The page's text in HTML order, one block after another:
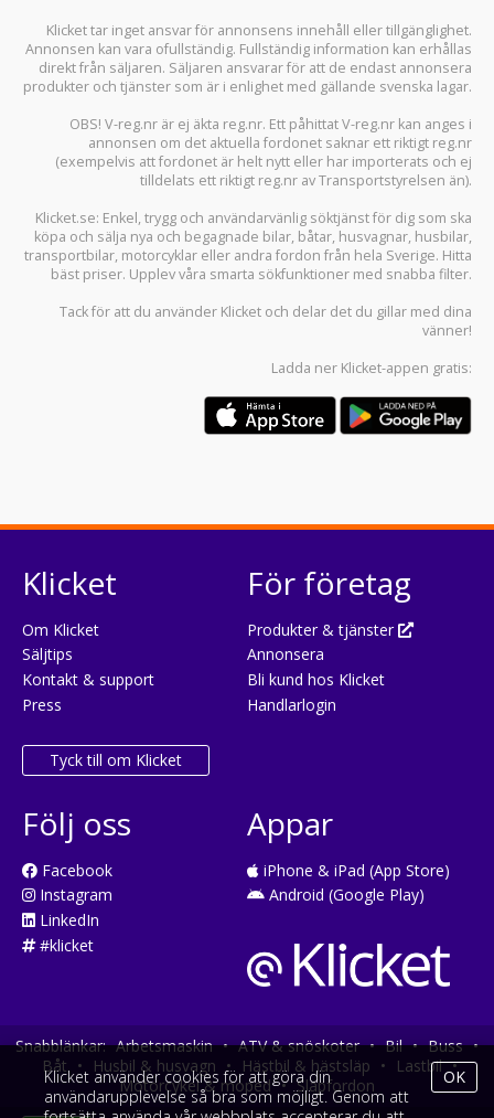
Klicket tar inget ansvar för annonsens innehåll eller tillgänglighet.
Annonsen kan vara ofullständig. Fullständig information kan erhållas
direkt från säljaren. Säljaren ansvarar för att de endast annonsera
produkter och tjänster som är i enlighet med gällande svenska lagar.
OBS! V-reg.nr är ej äkta reg.nr. Ett påhittat V-reg.nr kan anges i
annonsen om det aktuella fordonet saknar ett riktigt reg.nr
(exempelvis att fordonet är helt nytt eller har importerats och ej
tilldelats ett riktigt reg.nr av Transportstyrelsen än).
Klicket.se: Enkel, trygg och användarvänlig söktjänst för dig som ska
köpa och sälja nya och begagnade bilar, båtar, husvagnar, husbilar,
transportbilar, motorcyklar eller andra fordon från hela Sverige. Hitta
bäst priser. Upplev våra smarta sökfunktioner med snabba filter.
Tack för att du använder Klicket och delar det du gillar med dina
vänner!
Ladda ner Klicket-appen gratis:
Klicket
Om Klicket
Säljtips
Kontakt & support
Press
Tyck till om Klicket
För företag
Produkter & tjänster
Annonsera
Bli kund hos Klicket
Handlarlogin
Följ oss
Facebook
Instagram
LinkedIn
#klicket
Appar
iPhone & iPad (App Store)
Android (Google Play)
Snabblänkar: Arbetsmaskin • ATV & snöskoter • Bil • Buss •
Båt • Husbil & husvagn • Hästbil & hästsläp • Lastbil •
Motorcykel & moped • Släpfordon
Klicket använder cookies för att göra din
användarupplevelse så bra som möjligt. Genom att
OK